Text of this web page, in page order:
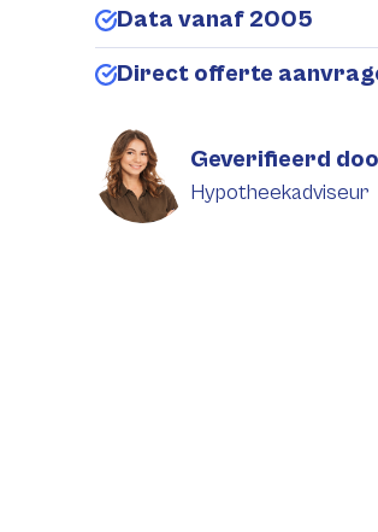
Data vanaf 2005
Direct offerte
Geverifieerd
Hypotheekadviseur